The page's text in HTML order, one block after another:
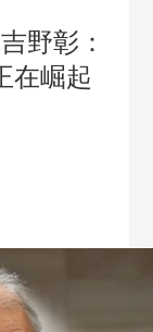
野彰：
在崛起